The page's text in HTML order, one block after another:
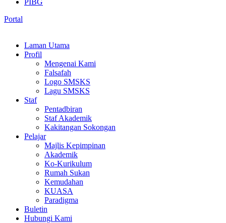
PIBG
Portal
Laman Utama
Profil
Mengenai Kami
Falsafah
Logo SMSKS
Lagu SMSKS
Staf
Pentadbiran
Staf Akademik
Kakitangan Sokongan
Pelajar
Majlis Kepimpinan
Akademik
Ko-Kurikulum
Rumah Sukan
Kemudahan
KUASA
Paradigma
Buletin
Hubungi Kami